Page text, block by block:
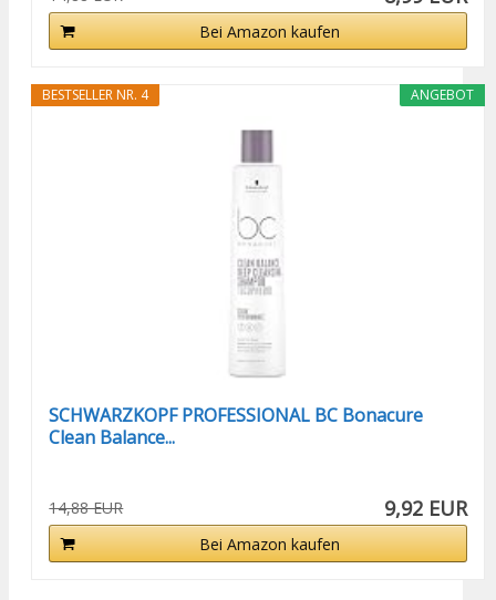
Bei Amazon kaufen
ANGEBOT
BESTSELLER NR. 4
SCHWARZKOPF PROFESSIONAL BC Bonacure
Clean Balance...
14,88 EUR 9,92 EUR
Bei Amazon kaufen